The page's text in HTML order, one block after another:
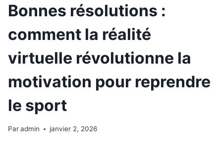
Bonnes résolutions :
comment la réalité
virtuelle révolutionne la
motivation pour reprendre
le sport
Paradmin janvier 2, 2026